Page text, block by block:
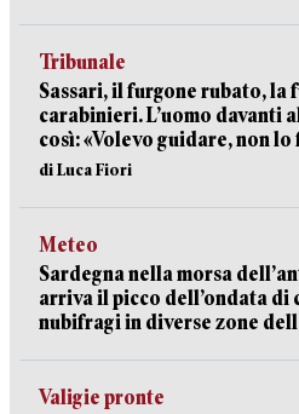
Tribunale
Sassari, il furgone rubato, la
carabinieri. L’uomo davanti
così: «Volevo guidare, non
di Luca Fiori
Meteo
Sardegna nella morsa
arriva il picco dell’ondata di
nubifragi in diverse zone
Valigie pronte